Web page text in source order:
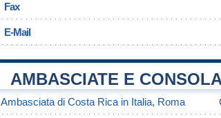
Fax
E-Mail
AMBASCIATE E
Ambasciata di Costa Rica in Italia, Roma